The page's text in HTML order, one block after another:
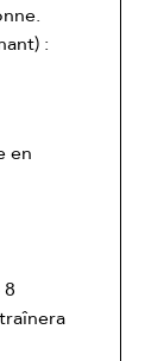
:
en